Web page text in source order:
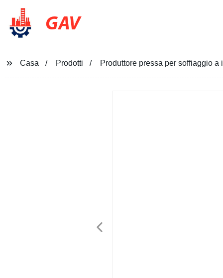
GAV
Casa Prodotti Produttore pressa per soffiaggio a